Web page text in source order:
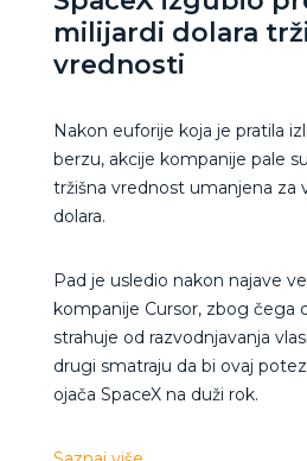
milijardi dolara
vrednosti
Nakon euforije koja je pratila
berzu, akcije kompanije pale
tržišna vrednost umanjena za
dolara.
Pad je usledio nakon najave
kompanije Cursor, zbog čega
strahuje od razvodnjavanja
drugi smatraju da bi ovaj
ojača SpaceX na duži rok.